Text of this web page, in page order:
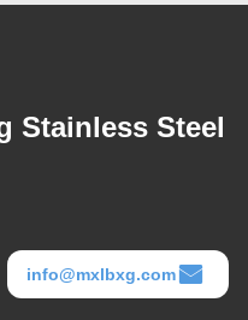
Stainless Steel
info@mxlbxg.com